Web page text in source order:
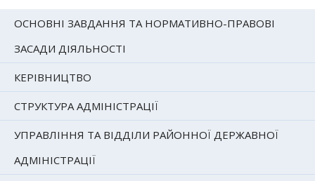
ОСНОВНІ ЗАВДАННЯ ТА НОРМАТИВНО-ПРАВОВІ
ЗАСАДИ ДІЯЛЬНОСТІ
КЕРІВНИЦТВО
СТРУКТУРА АДМІНІСТРАЦІЇ
УПРАВЛІННЯ ТА ВІДДІЛИ РАЙОННОЇ ДЕРЖАВНОЇ
АДМІНІСТРАЦІЇ